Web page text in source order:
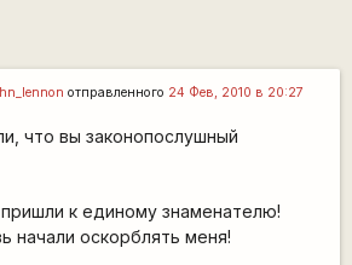
отправленного 24 Фев, 2010 в 20:27
что вы законопослушный
к единому знаменателю!
начали оскорблять меня!